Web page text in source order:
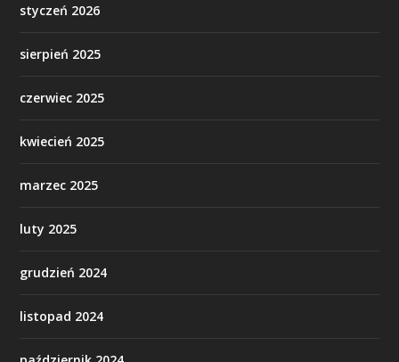
styczeń 2026
sierpień 2025
czerwiec 2025
kwiecień 2025
marzec 2025
luty 2025
grudzień 2024
listopad 2024